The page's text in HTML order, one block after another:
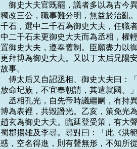
御史大夫官既罷，議者多以為古
獨改三公，職事難分明，無益於治亂
千石，選中二千石為御史大夫，任職
中二千石未更御史大夫而為丞相，權
置御史大夫，遵奉舊制。臣願盡力以
更拜博為御史大夫。又以丁太后兄陽
故事。
傅太后又自詔丞相、御史大夫曰
放命圮族，不宜奉朝請，其遣就國。
丞相孔光，自先帝時議繼嗣，有
博為表裡，共毀譖光。乙亥，策免光
趙玄為御史大夫。臨延登受策，有大
蜀郡揚雄及李尋。尋對曰：「此《洪
惑，空名得進，則有聲無形，不知所